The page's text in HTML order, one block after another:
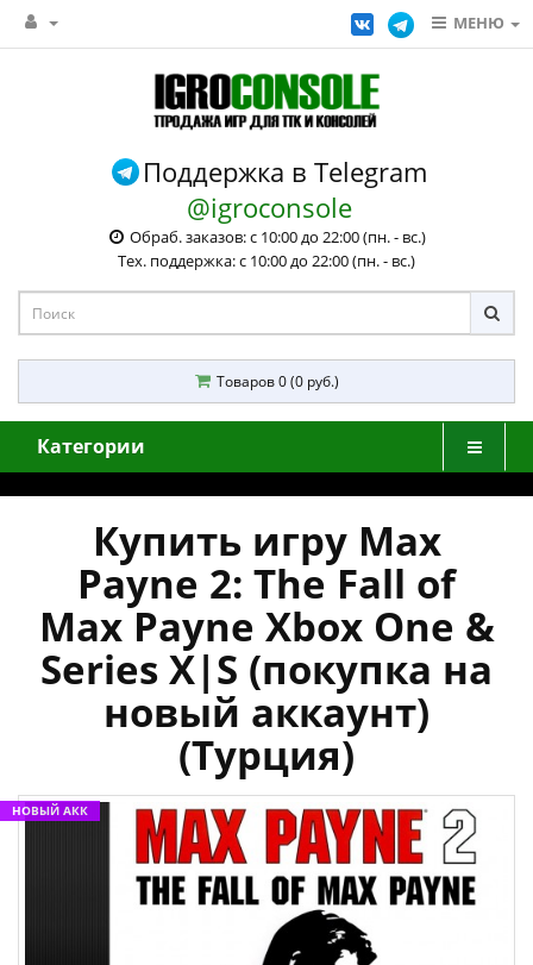
МЕНЮ
Поддержка в Telegram
@igroconsole
Обраб. заказов: с 10:00 до 22:00 (пн. - вс.)
Тех. поддержка: с 10:00 до 22:00 (пн. - вс.)
Товаров 0 (0 руб.)
Категории
Купить игру Max
Payne 2: The Fall of
Max Payne Xbox One &
Series X|S (покупка на
новый аккаунт)
(Турция)
НОВЫЙ АКК